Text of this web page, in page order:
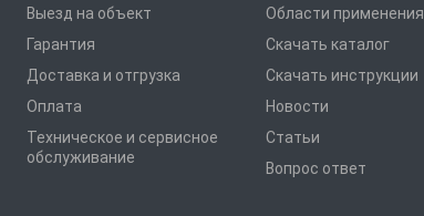
Выезд на объект
Гарантия
Доставка и отгрузка
Оплата
Техническое и сервисное
обслуживание
Области применения
Скачать каталог
Скачать инструкции
Новости
Статьи
Вопрос ответ